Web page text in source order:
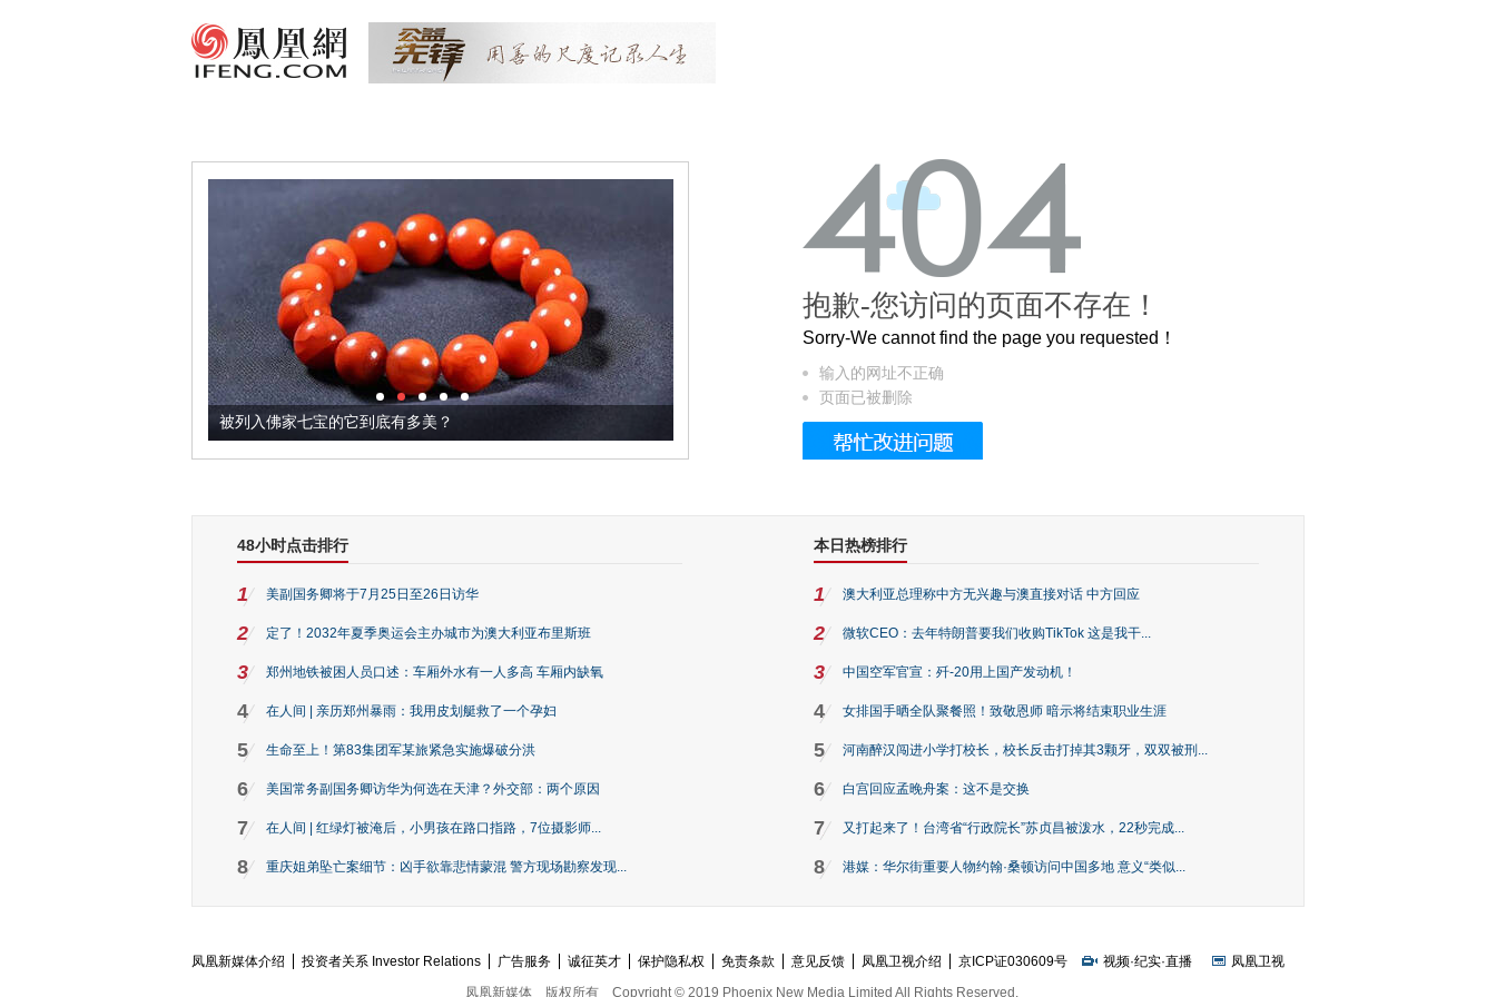
被列入佛家七宝的它到底有多美？ 这个3.2米的长卷，还原了600岁的紫禁城
抱歉-您访问的页面不存在！
Sorry-We cannot find the page you requested！
输入的网址不正确
页面已被删除
48小时点击排行
1 美副国务卿将于7月25日至26日访华
2 定了！2032年夏季奥运会主办城市为澳大利亚布里斯班
3 郑州地铁被困人员口述：车厢外水有一人多高 车厢内缺氧
4 在人间 | 亲历郑州暴雨：我用皮划艇救了一个孕妇
5 生命至上！第83集团军某旅紧急实施爆破分洪
6 美国常务副国务卿访华为何选在天津？外交部：两个原因
7 在人间 | 红绿灯被淹后，小男孩在路口指路，7位摄影师...
8 重庆姐弟坠亡案细节：凶手欲靠悲情蒙混 警方现场勘察发现...
本日热榜排行
1 澳大利亚总理称中方无兴趣与澳直接对话 中方回应
2 微软CEO：去年特朗普要我们收购TikTok 这是我干...
3 中国空军官宣：歼-20用上国产发动机！
4 女排国手晒全队聚餐照！致敬恩师 暗示将结束职业生涯
5 河南醉汉闯进小学打校长，校长反击打掉其3颗牙，双双被刑...
6 白宫回应孟晚舟案：这不是交换
7 又打起来了！台湾省“行政院长”苏贞昌被泼水，22秒完成...
8 港媒：华尔街重要人物约翰·桑顿访问中国多地 意义“类似...
凤凰新媒体介绍 投资者关系 Investor Relations 广告服务 诚征英才 保护隐私权 免责条款 意见反馈 凤凰卫视介绍 京ICP证030609号 视频·纪实·直播
凤凰卫视
凤凰新媒体
版权所有 Copyright © 2019 Phoenix New Media Limited All Rights Reserved.